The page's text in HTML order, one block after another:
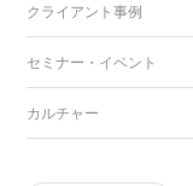
クライアント事例
セミナー・イベント
カルチャー